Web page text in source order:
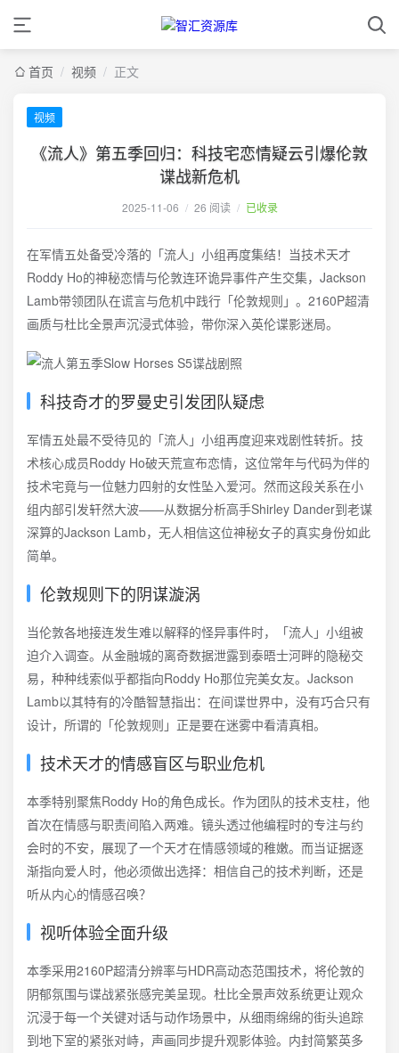
首页 / 视频 / 正文
视频
《流人》第五季回归：科技宅恋情疑云引爆伦敦
谍战新危机
2025-11-06 / 26 阅读 / 已收录
在军情五处备受冷落的「流人」小组再度集结！当技术天才
Roddy Ho的神秘恋情与伦敦连环诡异事件产生交集，Jackson
Lamb带领团队在谎言与危机中践行「伦敦规则」。2160P超清
画质与杜比全景声沉浸式体验，带你深入英伦谍影迷局。
科技奇才的罗曼史引发团队疑虑
军情五处最不受待见的「流人」小组再度迎来戏剧性转折。技
术核心成员Roddy Ho破天荒宣布恋情，这位常年与代码为伴的
技术宅竟与一位魅力四射的女性坠入爱河。然而这段关系在小
组内部引发轩然大波——从数据分析高手Shirley Dander到老谋
深算的Jackson Lamb，无人相信这位神秘女子的真实身份如此
简单。
伦敦规则下的阴谋漩涡
当伦敦各地接连发生难以解释的怪异事件时，「流人」小组被
迫介入调查。从金融城的离奇数据泄露到泰晤士河畔的隐秘交
易，种种线索似乎都指向Roddy Ho那位完美女友。Jackson
Lamb以其特有的冷酷智慧指出：在间谍世界中，没有巧合只有
设计，所谓的「伦敦规则」正是要在迷雾中看清真相。
技术天才的情感盲区与职业危机
本季特别聚焦Roddy Ho的角色成长。作为团队的技术支柱，他
首次在情感与职责间陷入两难。镜头透过他编程时的专注与约
会时的不安，展现了一个天才在情感领域的稚嫩。而当证据逐
渐指向爱人时，他必须做出选择：相信自己的技术判断，还是
听从内心的情感召唤？
视听体验全面升级
本季采用2160P超清分辨率与HDR高动态范围技术，将伦敦的
阴郁氛围与谍战紧张感完美呈现。杜比全景声效系统更让观众
沉浸于每一个关键对话与动作场景中，从细雨绵绵的街头追踪
到地下室的紧张对峙，声画同步提升观影体验。内封简繁英多